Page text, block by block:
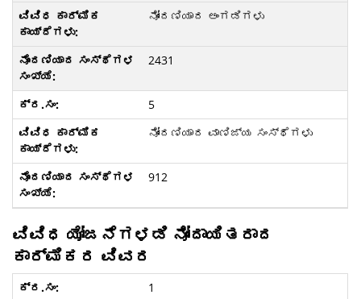
ನೋಂದಣಿಯಾದ ಅಂಗಡಿಗಳು
2431
5
ನೋಂದಣಿಯಾದ ವಾಣಿಜ್ಯ ಸಂಸ್ಥೆಗಳು
912
ವಿವಿಧ ಯೋಜನೆಗಳಡಿ ನೋಂದಾಯಿತರಾದ
ಕಾರ್ಮಿಕರ ವಿವರ
1